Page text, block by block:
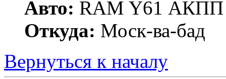
Авто: RAM Y61 АКПП
Откуда: Моск-ва-бад
Вернуться к началу